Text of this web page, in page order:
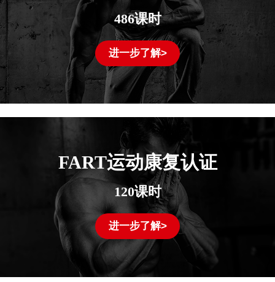
486课时
进一步了解>
FART运动康复认证
120课时
进一步了解>